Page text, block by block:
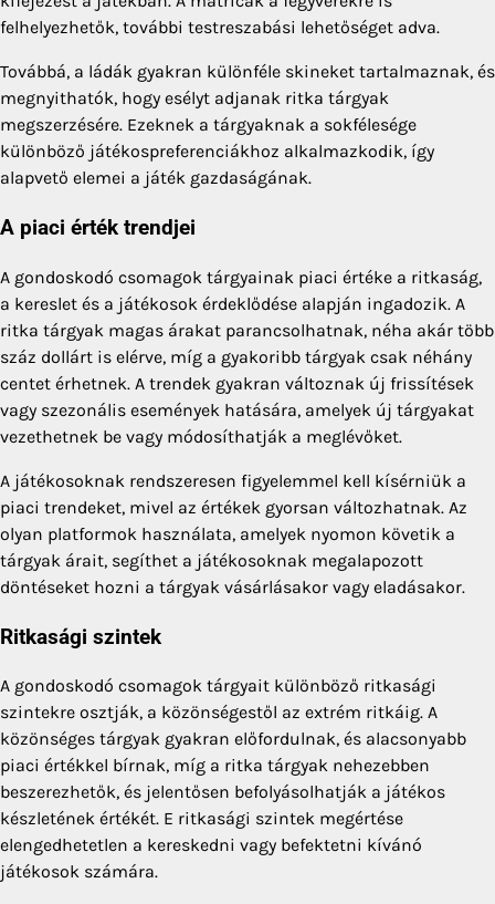
felhelyezhetők, további testreszabási lehetőséget adva.
Továbbá, a ládák gyakran különféle skineket tartalmaznak, és
megnyithatók, hogy esélyt adjanak ritka tárgyak
megszerzésére. Ezeknek a tárgyaknak a sokfélesége
különböző játékospreferenciákhoz alkalmazkodik, így
alapvető elemei a játék gazdaságának.
A piaci érték trendjei
A gondoskodó csomagok tárgyainak piaci értéke a ritkaság,
a kereslet és a játékosok érdeklődése alapján ingadozik. A
ritka tárgyak magas árakat parancsolhatnak, néha akár több
száz dollárt is elérve, míg a gyakoribb tárgyak csak néhány
centet érhetnek. A trendek gyakran változnak új frissítések
vagy szezonális események hatására, amelyek új tárgyakat
vezethetnek be vagy módosíthatják a meglévőket.
A játékosoknak rendszeresen figyelemmel kell kísérniük a
piaci trendeket, mivel az értékek gyorsan változhatnak. Az
olyan platformok használata, amelyek nyomon követik a
tárgyak árait, segíthet a játékosoknak megalapozott
döntéseket hozni a tárgyak vásárlásakor vagy eladásakor.
Ritkasági szintek
A gondoskodó csomagok tárgyait különböző ritkasági
szintekre osztják, a közönségestől az extrém ritkáig. A
közönséges tárgyak gyakran előfordulnak, és alacsonyabb
piaci értékkel bírnak, míg a ritka tárgyak nehezebben
beszerezhetők, és jelentősen befolyásolhatják a játékos
készletének értékét. E ritkasági szintek megértése
elengedhetetlen a kereskedni vagy befektetni kívánó
játékosok számára.